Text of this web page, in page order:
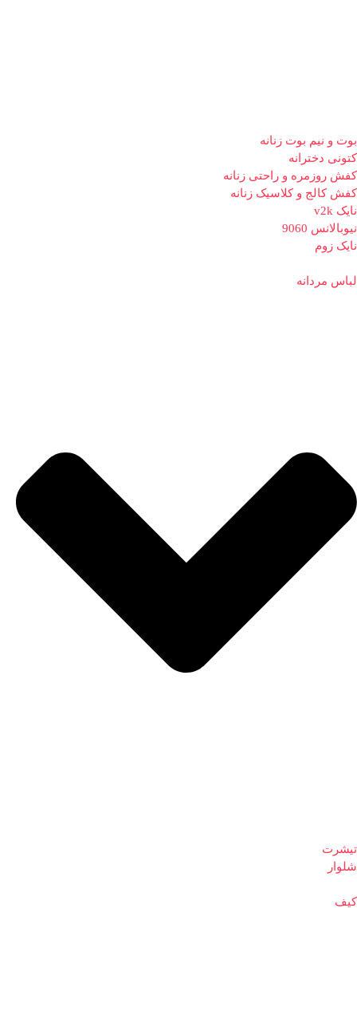
بوت و نیم بوت زنانه
کتونی دخترانه
کفش روزمره و راحتی زنانه
کفش کالج و کلاسیک زنانه
نایک v2k
نیوبالانس 9060
نایک زوم
لباس مردانه
تیشرت
شلوار
کیف